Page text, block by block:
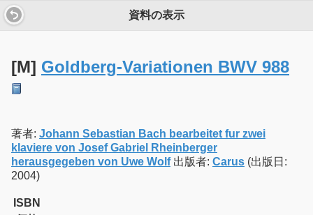
資料の表示
[M] Goldberg-Variationen BWV 988
著者: Johann Sebastian Bach bearbeitet fur zwei
klaviere von Josef Gabriel Rheinberger
herausgegeben von Uwe Wolf出版者: Carus (出版日:
2004)
ISBN